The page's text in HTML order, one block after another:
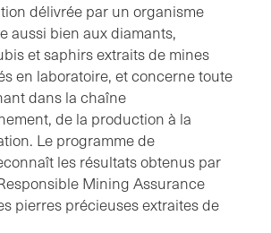
délivrée par un organisme
aussi bien aux diamants,
et saphirs extraits de mines
en laboratoire, et concerne toute
dans la chaîne
de la production à la
Le programme de
les résultats obtenus par
Mining Assurance
pierres précieuses extraites de